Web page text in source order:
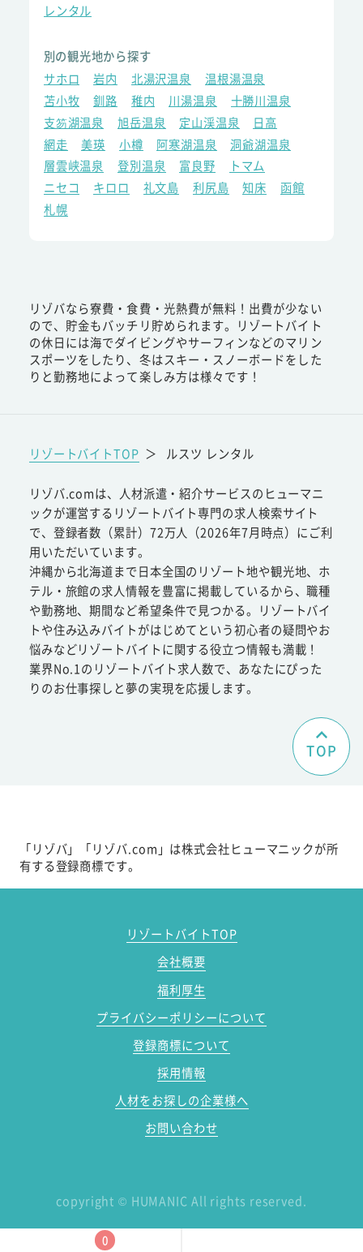
レンタル
別の観光地から探す
サホロ
岩内 北湯沢温泉
温根湯温泉
苫小牧
釧路 稚内 川湯温泉
十勝川温泉
支笏湖温泉
旭岳温泉 定山渓温泉
日高
網走
美瑛 小樽 阿寒湖温泉
洞爺湖温泉
層雲峡温泉
登別温泉 富良野
トマム
ニセコ
キロロ 礼文島 利尻島 知床
函館
札幌
リゾバなら寮費・食費・光熱費が無料！出費が少ない
ので、貯金もバッチリ貯められます。リゾートバイト
の休日には海でダイビングやサーフィンなどのマリン
スポーツをしたり、冬はスキー・スノーボードをした
りと勤務地によって楽しみ方は様々です！
リゾートバイトTOP ＞ ルスツ レンタル
リゾバ.comは、人材派遣・紹介サービスのヒューマニ
ックが運営するリゾートバイト専門の求人検索サイト
で、登録者数（累計）72万人（2026年7月時点）にご利
用いただいています。
沖縄から北海道まで日本全国のリゾート地や観光地、ホ
テル・旅館の求人情報を豊富に掲載しているから、職種
や勤務地、期間など希望条件で見つかる。リゾートバイ
トや住み込みバイトがはじめてという初心者の疑問やお
悩みなどリゾートバイトに関する役立つ情報も満載！
業界No.1のリゾートバイト求人数で、あなたにぴった
りのお仕事探しと夢の実現を応援します。
TOP
「リゾバ」「リゾバ.com」は株式会社ヒューマニックが所
有する登録商標です。
リゾートバイトTOP
会社概要
福利厚生
プライバシーポリシーについて
登録商標について
採用情報
人材をお探しの企業様へ
お問い合わせ
copyright © HUMANIC All rights reserved.
0